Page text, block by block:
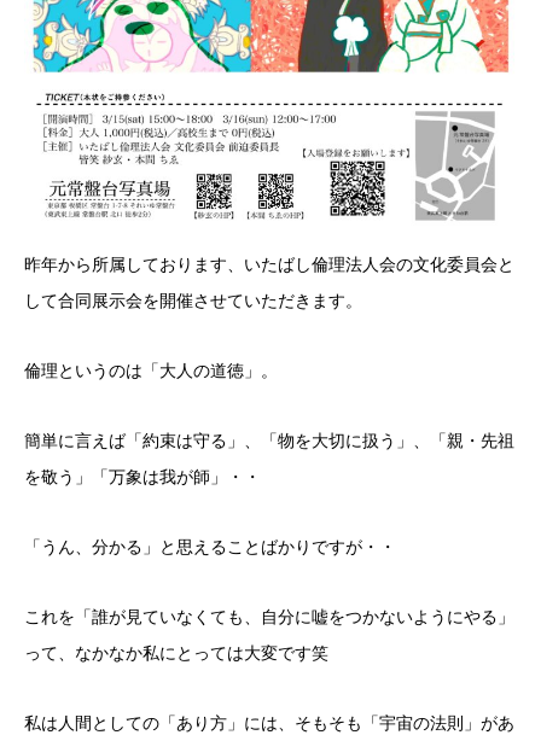
昨年から所属しております、いたばし倫理法人会の文化委員会と
して合同展示会を開催させていただきます。
倫理というのは「大人の道徳」。
簡単に言えば「約束は守る」、「物を大切に扱う」、「親・先祖
を敬う」「万象は我が師」・・
「うん、分かる」と思えることばかりですが・・
これを「誰が見ていなくても、自分に嘘をつかないようにやる」
って、なかなか私にとっては大変です笑
私は人間としての「あり方」には、そもそも「宇宙の法則」があ